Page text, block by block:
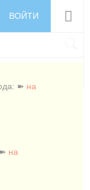
ВОЙТИ
➽ на
на